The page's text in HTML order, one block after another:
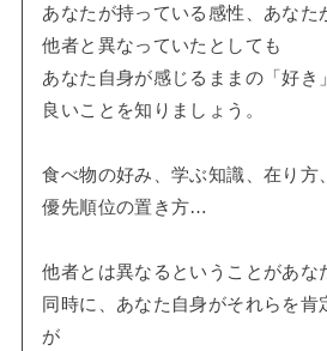
あなたが持っている感性、あなた
他者と異なっていたとしても
あなた自身が感じるままの「好き
良いことを知りましょう。
食べ物の好み、学ぶ知識、在り方
優先順位の置き方…
他者とは異なるということがあな
同時に、あなた自身がそれらを肯
が